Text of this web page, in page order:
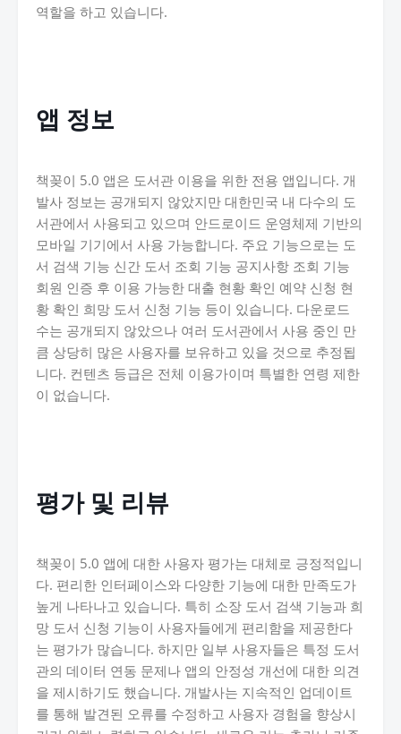
역할을 하고 있습니다.
앱 정보
책꽂이 5.0 앱은 도서관 이용을 위한 전용 앱입니다. 개
발사 정보는 공개되지 않았지만 대한민국 내 다수의 도
서관에서 사용되고 있으며 안드로이드 운영체제 기반의
모바일 기기에서 사용 가능합니다. 주요 기능으로는 도
서 검색 기능 신간 도서 조회 기능 공지사항 조회 기능
회원 인증 후 이용 가능한 대출 현황 확인 예약 신청 현
황 확인 희망 도서 신청 기능 등이 있습니다. 다운로드
수는 공개되지 않았으나 여러 도서관에서 사용 중인 만
큼 상당히 많은 사용자를 보유하고 있을 것으로 추정됩
니다. 컨텐츠 등급은 전체 이용가이며 특별한 연령 제한
이 없습니다.
평가 및 리뷰
책꽂이 5.0 앱에 대한 사용자 평가는 대체로 긍정적입니
다. 편리한 인터페이스와 다양한 기능에 대한 만족도가
높게 나타나고 있습니다. 특히 소장 도서 검색 기능과 희
망 도서 신청 기능이 사용자들에게 편리함을 제공한다
는 평가가 많습니다. 하지만 일부 사용자들은 특정 도서
관의 데이터 연동 문제나 앱의 안정성 개선에 대한 의견
을 제시하기도 했습니다. 개발사는 지속적인 업데이트
를 통해 발견된 오류를 수정하고 사용자 경험을 향상시